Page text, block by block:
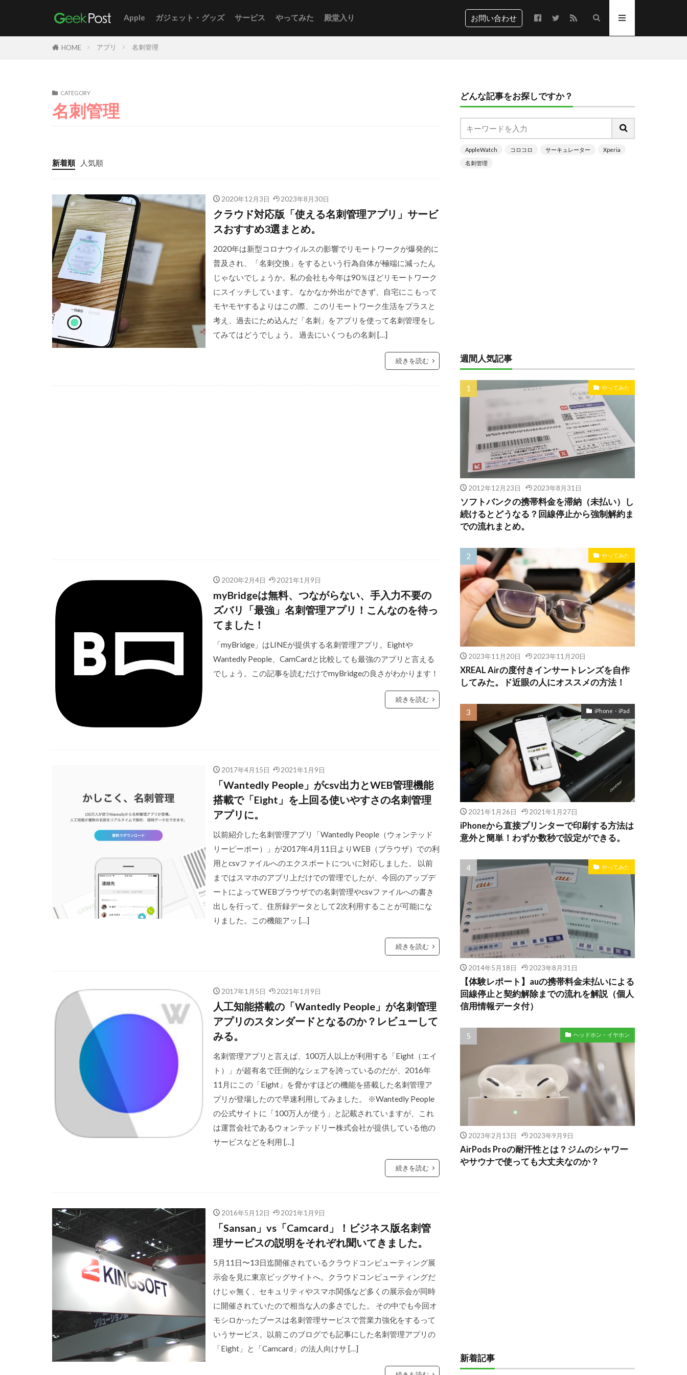
Apple ガジェット・グッズ サービス やってみた 殿堂入り お問い合わせ
HOME アプリ 名刺管理
CATEGORY
名刺管理
新着順 人気順
2020年12月3日 2023年8月30日
クラウド対応版「使える名刺管理アプリ」サービ
スおすすめ3選まとめ。
2020年は新型コロナウイルスの影響でリモートワークが爆発的に
普及され、「名刺交換」をするという行為自体が極端に減ったん
じゃないでしょうか。私の会社も今年は90％ほどリモートワーク
にスイッチしています。 なかなか外出ができず、自宅にこもって
モヤモヤするよりはこの際、このリモートワーク生活をプラスと
考え、過去にため込んだ「名刺」をアプリを使って名刺管理をし
てみてはどうでしょう。 過去にいくつもの名刺 […]
続きを読む
2020年2月4日 2021年1月9日
myBridgeは無料、つながらない、手入力不要の
ズバリ「最強」名刺管理アプリ！こんなのを待っ
てました！
「myBridge」はLINEが提供する名刺管理アプリ。Eightや
Wantedly People、CamCardと比較しても最強のアプリと言える
でしょう。この記事を読むだけでmyBridgeの良さがわかります！
続きを読む
2017年4月15日 2021年1月9日
「Wantedly People」がcsv出力とWEB管理機能
搭載で「Eight」を上回る使いやすさの名刺管理
アプリに。
以前紹介した名刺管理アプリ「Wantedly People（ウォンテッド
リーピーポー）」が2017年4月11日よりWEB（ブラウザ）での利
用とcsvファイルへのエクスポートについに対応しました。 以前
まではスマホのアプリ上だけでの管理でしたが、今回のアップデ
ートによってWEBブラウザでの名刺管理やcsvファイルへの書き
出しを行って、住所録データとして2次利用することが可能にな
りました。この機能アッ […]
続きを読む
2017年1月5日 2021年1月9日
人工知能搭載の「Wantedly People」が名刺管理
アプリのスタンダードとなるのか？レビューして
みる。
名刺管理アプリと言えば、100万人以上が利用する「Eight（エイ
ト）」が超有名で圧倒的なシェアを誇っているのだが、2016年
11月にこの「Eight」を脅かすほどの機能を搭載した名刺管理ア
プリが登場したので早速利用してみました。 ※Wantedly People
の公式サイトに「100万人が使う」と記載されていますが、これ
は運営会社であるウォンテッドリー株式会社が提供している他の
サービスなどを利用 […]
続きを読む
2016年5月12日 2021年1月9日
「Sansan」vs「Camcard」！ビジネス版名刺管
理サービスの説明をそれぞれ聞いてきました。
5月11日〜13日迄開催されているクラウドコンピューティング展
示会を見に東京ビッグサイトへ。クラウドコンピューティングだ
けじゃ無く、セキュリティやスマホ関係など多くの展示会が同時
に開催されていたので相当な人の多さでした。 その中でも今回オ
モシロかったブースは名刺管理サービスで営業力強化をするって
いうサービス。以前このブログでも記事にした名刺管理アプリの
「Eight」と「Camcard」の法人向けサ […]
どんな記事をお探しですか？
AppleWatch コロコロ サーキュレーター
Xperia
名刺管理
週間人気記事
やってみた
2012年12月23日 2023年8月31日
ソフトバンクの携帯料金を滞納（未払い）し
続けるとどうなる？回線停止から強制解約ま
での流れまとめ。
やってみた
2023年11月20日 2023年11月20日
XREAL Airの度付きインサートレンズを自作
してみた。ド近眼の人にオススメの方法！
iPhone・iPad
2021年1月26日 2021年1月27日
iPhoneから直接プリンターで印刷する方法は
意外と簡単！わずか数秒で設定ができる。
やってみた
2014年5月18日 2023年8月31日
【体験レポート】auの携帯料金未払いによる
回線停止と契約解除までの流れを解説（個人
信用情報データ付）
ヘッドホン・イヤホン
2023年2月13日 2023年9月9日
AirPods Proの耐汗性とは？ジムのシャワー
やサウナで使っても大丈夫なのか？
新着記事